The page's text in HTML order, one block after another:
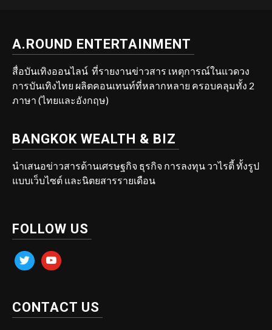
A.ROUND ENTERTAINMENT
สื่อบันเทิงออนไลน์ ที่รายงานข่าวสาร เหตุการณ์ในแวดวง
การบันเทิงไทย ผลิตคอนเทนท์ที่หลากหลาย ครอบคลุมทั้ง 2
ภาษา (ไทยและอังกฤษ)
BANGKOK WEALTH & BIZ
นำเสนอข่าวสารด้านเศรษฐกิจ ธุรกิจ การลงทุน วาไรตี้ ทั้งรูป
แบบเว็บไซต์ และนิตยสารรายเดือน
FOLLOW US
twitter youtube
CONTACT US